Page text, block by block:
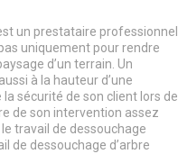
un prestataire professionnel
uniquement pour rendre
d’un terrain. Un
à la hauteur d’une
sécurité de son client lors de
de son intervention assez
travail de dessouchage
de dessouchage d’arbre